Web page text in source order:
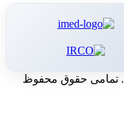
. تمامی حقوق محفوظ